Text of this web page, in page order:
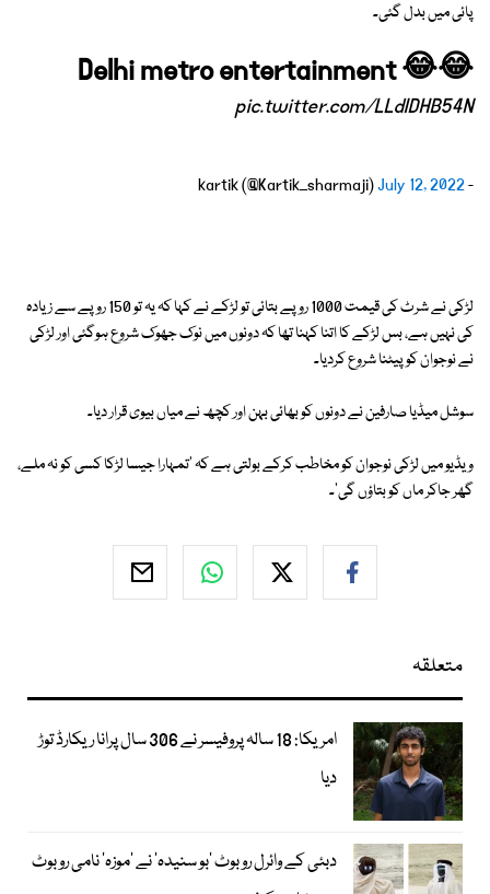
پائی میں بدل گئی۔
Delhi metro entertainment 😂😂
pic.twitter.com/LLdIDHB54N
- kartik (@Kartik_sharmaji)
July 12, 2022
لڑکی نے شرٹ کی قیمت 1000 روپے بتائی تو لڑکے نے کہا کہ یہ تو 150 روپے سے زیادہ
کی نہیں ہے، بس لڑکے کا اتنا کہنا تھا کہ دونوں میں نوک جھوک شروع ہوگئی اور لڑکی
نے نوجوان کو پیٹنا شروع کردیا۔
سوشل میڈیا صارفین نے دونوں کو بھائی بہن اور کچھ نے میاں بیوی قرار دیا۔
ویڈیو میں لڑکی نوجوان کو مخاطب کرکے بولتی ہے کہ 'تمہارا جیسا لڑکا کسی کو نہ ملے،
گھر جاکر ماں کو بتاؤں گی'۔
متعلقہ
امریکا: 18 سالہ پروفیسر نے 306 سال پرانا ریکارڈ توڑ
دیا
دبئی کے وائرل روبوٹ ’بو سنیدہ‘ نے ’موزہ‘ نامی روبوٹ